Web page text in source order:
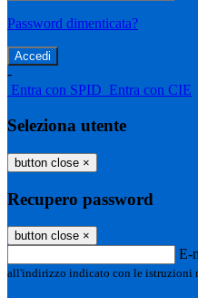
Password dimenticata?
-
Entra con SPID Entra con CIE
Seleziona utente
button close ×
Recupero password
button close ×
E-
all'indirizzo indicato con le istruzioni